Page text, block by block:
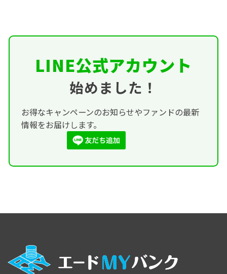
LINE公式アカウント
始めました！
お得なキャンペーンのお知らせやファンドの最新
情報をお届けします。